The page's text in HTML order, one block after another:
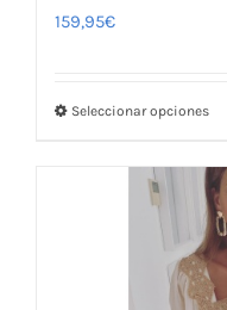
159,95€
Seleccionar opciones